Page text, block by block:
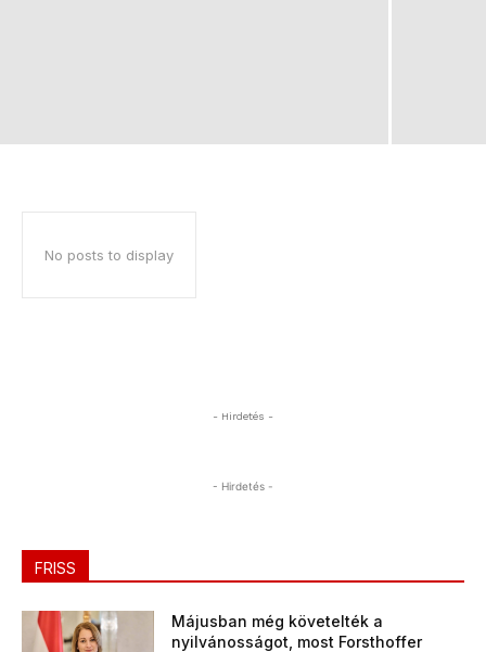
No posts to display
- Hirdetés -
- Hirdetés -
FRISS
Májusban még követelték a
nyilvánosságot, most Forsthoffer